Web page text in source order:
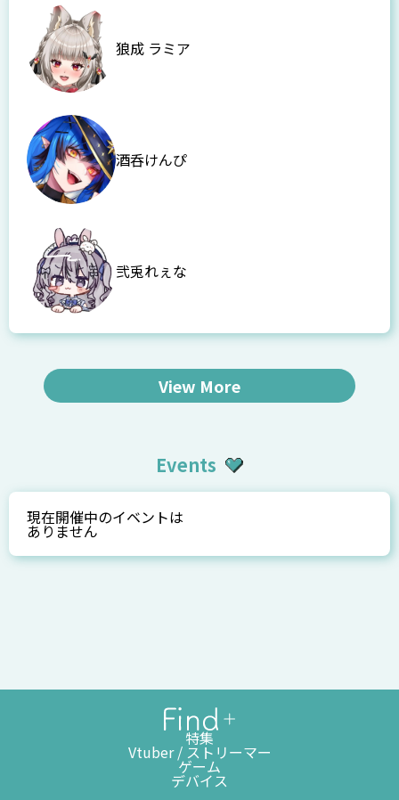
狼成 ラミア
酒呑けんぴ
弐兎れぇな
View More
Events
現在開催中のイベントは
ありません
特集
Vtuber / ストリーマー
ゲーム
デバイス